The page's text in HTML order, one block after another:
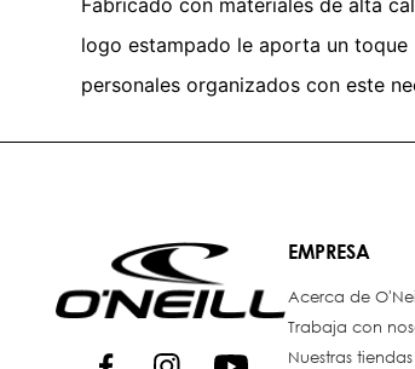
logo estampado le aporta un
personales organizados con este
EMPRESA
Acerca de
Trabaja con
Nuestras tiendas